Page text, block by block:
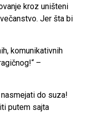
kroz uništeni
Jer šta bi
komunikativnih
–
do suza!
putem sajta